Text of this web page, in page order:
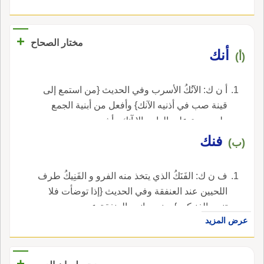
مختار الصحاح +
(أ) أنك
أ ن ك: الآنُكُ الأسرب وفي الحديث {من استمع إلى
قينة صب في أذنيه الآنك} وأفعل من أبنية الجمع
ولم يجيء عليه الواحد إلا آنك وأشد.
(ب) فنك
ف ن ك: الفَنَكُ الذي يتخذ منه الفرو و الفَنِيكُ طرف
اللحيين عند العنفقة وفي الحديث {إذا توضأت فلا
تنس الفنيكين} يعني جانبي العنفقة عن يمين
وشمال وهما المغفلة.عرض المزيد